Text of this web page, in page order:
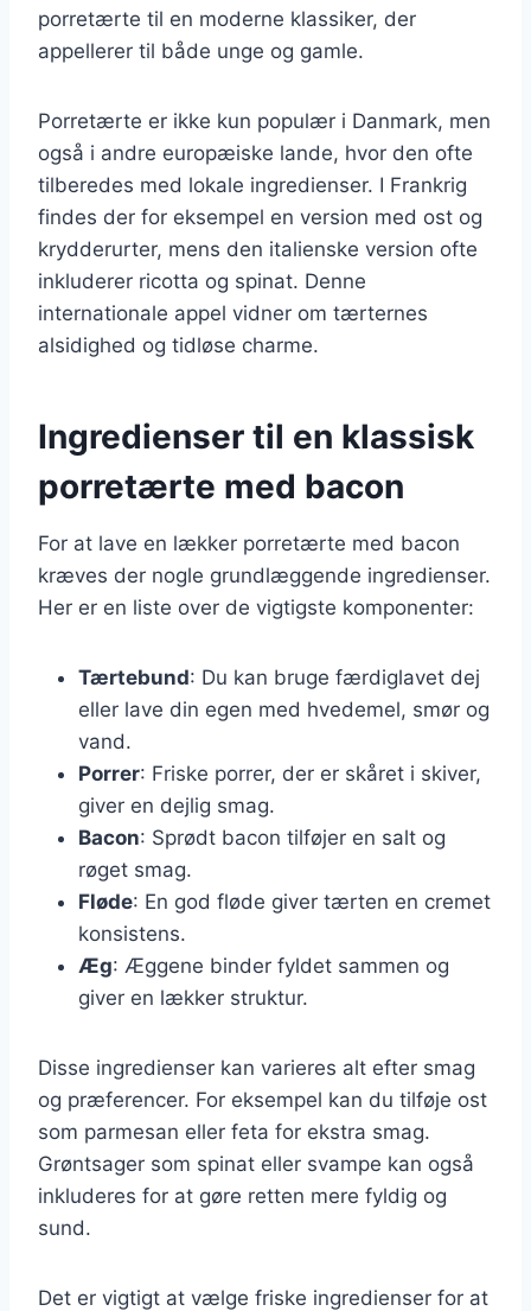
porretærte til en moderne klassiker, der
appellerer til både unge og gamle.
Porretærte er ikke kun populær i Danmark, men
også i andre europæiske lande, hvor den ofte
tilberedes med lokale ingredienser. I Frankrig
findes der for eksempel en version med ost og
krydderurter, mens den italienske version ofte
inkluderer ricotta og spinat. Denne
internationale appel vidner om tærternes
alsidighed og tidløse charme.
Ingredienser til en klassisk
porretærte med bacon
For at lave en lækker porretærte med bacon
kræves der nogle grundlæggende ingredienser.
Her er en liste over de vigtigste komponenter:
Tærtebund: Du kan bruge færdiglavet dej
eller lave din egen med hvedemel, smør og
vand.
Porrer: Friske porrer, der er skåret i skiver,
giver en dejlig smag.
Bacon: Sprødt bacon tilføjer en salt og
røget smag.
Fløde: En god fløde giver tærten en cremet
konsistens.
Æg: Æggene binder fyldet sammen og
giver en lækker struktur.
Disse ingredienser kan varieres alt efter smag
og præferencer. For eksempel kan du tilføje ost
som parmesan eller feta for ekstra smag.
Grøntsager som spinat eller svampe kan også
inkluderes for at gøre retten mere fyldig og
sund.
Det er vigtigt at vælge friske ingredienser for at